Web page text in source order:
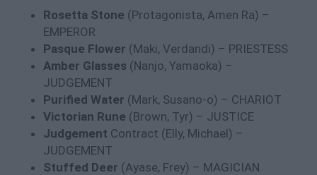
Rosetta Stone (Protagonista, Amen Ra) –
EMPEROR
Pasque Flower (Maki, Verdandi) – PRIESTESS
Amber Glasses (Nanjo, Yamaoka) –
JUDGEMENT
Purified Water (Mark, Susano-o) – CHARIOT
Victorian Rune (Brown, Tyr) – JUSTICE
Judgement Contract (Elly, Michael) –
JUDGEMENT
Stuffed Deer (Ayase, Frey) – MAGICIAN